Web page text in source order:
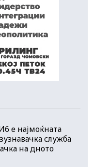
е најмоќната
служба
на дното